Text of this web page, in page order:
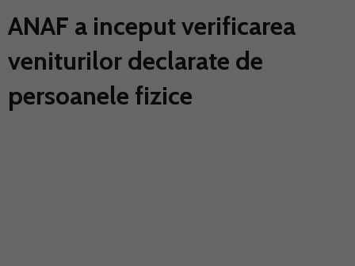
ANAF a inceput verificarea
veniturilor declarate de
persoanele fizice